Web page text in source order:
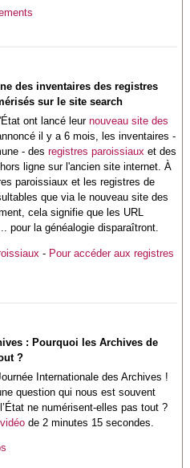
des inventaires des registres
sur le site search
ont lancé leurnouveau site des
il y a 6 mois, les inventaires -
- desregistres paroissiaux et des
ligne sur l'ancien site internet. À
paroissiaux et les registres de
que via le nouveau site des
cela signifie que les URL
pour la généalogie disparaîtront.
- Pour accéder aux registres
: Pourquoi les Archives de
?
Internationale des Archives !
question qui nous est souvent
ne numérisent-elles pas tout ?
de 2 minutes 15 secondes.